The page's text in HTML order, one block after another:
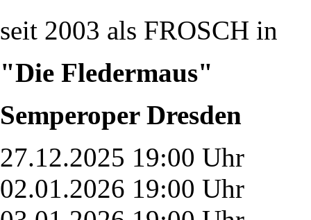
seit 2003 als FROSCH in
"Die Fledermaus"
Semperoper Dresden
27.12.2025 19:00 Uhr
02.01.2026 19:00 Uhr